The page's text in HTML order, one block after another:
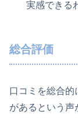
実感できる
総合評価
口コミを総合的
があるという声